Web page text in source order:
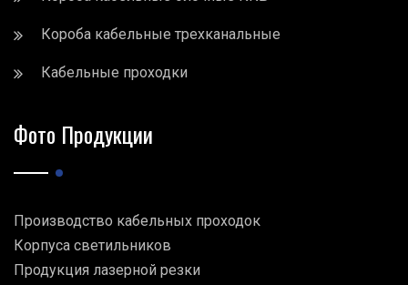
Короба кабельные трехканальные
Кабельные проходки
Фото Продукции
Производство кабельных проходок
Корпуса светильников
Продукция лазерной резки